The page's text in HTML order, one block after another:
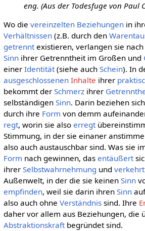
eng. (Aus der Todesfuge von Paul
Wo die vereinzelten Beziehungenin
Verhältnissen(z.B. durch den
getrenntexistieren, verlangen sie
Sinnihrer Getrenntheit im Großen und
einer Identität(siehe auch Schein). In
ausgeschlossenen Inhalte ihrer
bekommt der Schmerzihrer
selbständigen Sinn. Darin beziehen
durch ihre Form von demm
regt, worin sie also erregt
Stimmung, in der sie einaner
also auch austauschbar sind. Was sie
Form nach gewinnen, das entäußert
ihrer Selbstwahrnehmung und verkehrt
Außenwelt, in der die sie keinen Sinn
empfinden, weil sie darin ihren Sinn
also auch ohne Verständnissind. Ihre
daher vor allem aus Beziehungen, die
Abstraktionskraftbegründet sind.